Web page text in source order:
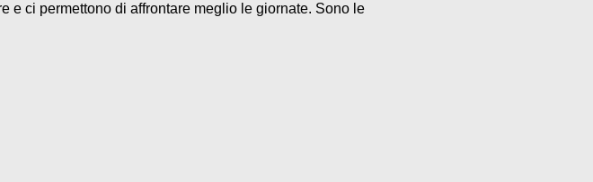
e ci permettono di affrontare meglio le giornate. Sono le